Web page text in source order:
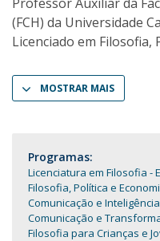
(FCH) da Universidade
Licenciado em Filosofia,
MOSTRAR MAIS
Programas:
Licenciatura em Filosofia -
Filosofia, Política e
Comunicação e
Comunicação e
Filosofia para Crianças e